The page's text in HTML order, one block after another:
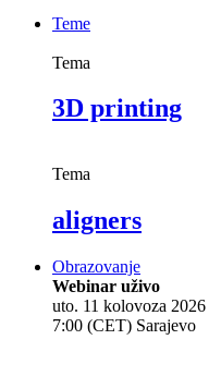
Teme
Tema
3D printing
Tema
aligners
Obrazovanje
Webinar uživo
uto. 11 kolovoza 2026
7:00 (CET) Sarajevo